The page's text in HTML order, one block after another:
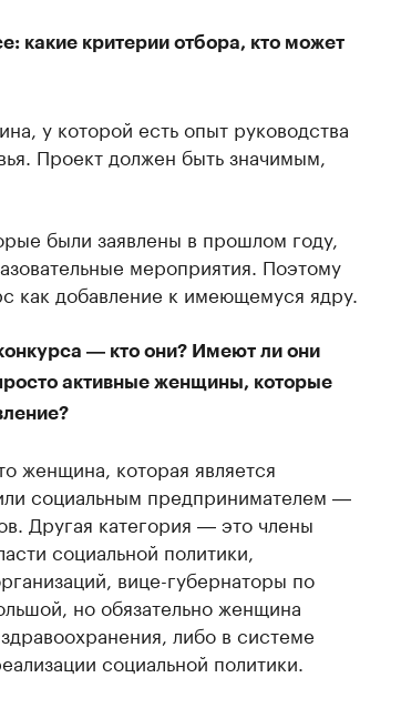
какие критерии отбора, кто может
у которой есть опыт руководства
Проект должен быть значимым,
были заявлены в прошлом году,
мероприятия. Поэтому
как добавление к имеющемуся ядру.
― кто они? Имеют ли они
активные женщины, которые
женщина, которая является
социальным предпринимателем ―
Другая категория ― это члены
социальной политики,
вице-губернаторы по
но обязательно женщина
либо в системе
социальной политики.